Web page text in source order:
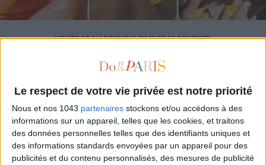
Le respect de votre vie privée est notre priorité
Nous et nos 1043 partenaires stockons et/ou accédons à des
informations sur un appareil, telles que les cookies, et traitons
des données personnelles telles que des identifiants uniques et
des informations standards envoyées par un appareil pour des
publicités et du contenu personnalisés, des mesures de publicité
LES SPF 50 QUI DONNENT ENVIE DE SE TARTINER
Inscrivez-vous à notre newsletter